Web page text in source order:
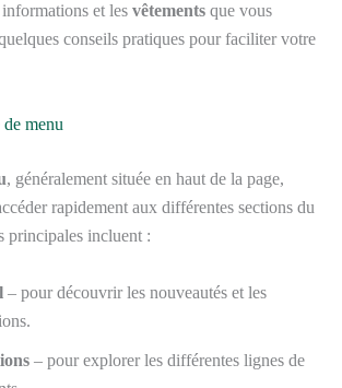
et les vêtements que vous
conseils pratiques pour faciliter votre
menu
, généralement située en haut de la page,
rapidement aux différentes sections du
principales incluent :
– pour découvrir les nouveautés et les
– pour explorer les différentes lignes de